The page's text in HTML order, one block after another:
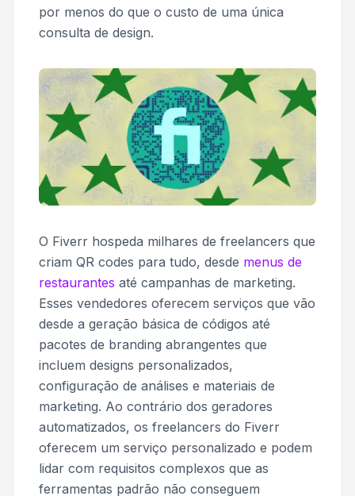
por menos do que o custo de uma única
consulta de design.
O Fiverr hospeda milhares de freelancers que
criam QR codes para tudo, desde menus de
restaurantes até campanhas de marketing.
Esses vendedores oferecem serviços que vão
desde a geração básica de códigos até
pacotes de branding abrangentes que
incluem designs personalizados,
configuração de análises e materiais de
marketing. Ao contrário dos geradores
automatizados, os freelancers do Fiverr
oferecem um serviço personalizado e podem
lidar com requisitos complexos que as
ferramentas padrão não conseguem